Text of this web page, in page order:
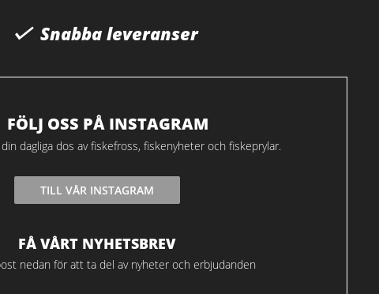
Snabba leveranser
FÖLJ OSS PÅ INSTAGRAM
dagliga dos av fiskefross, fiskenyheter och fiskeprylar.
TILL VÅR INSTAGRAM
FÅ VÅRT NYHETSBREV
nedan för att ta del av nyheter och erbjudanden